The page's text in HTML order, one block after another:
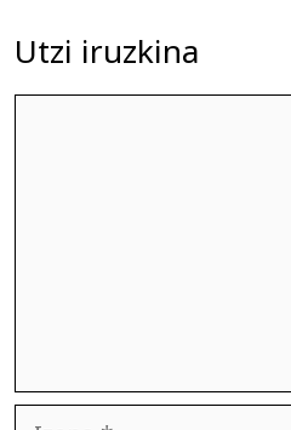
Utzi iruzkina